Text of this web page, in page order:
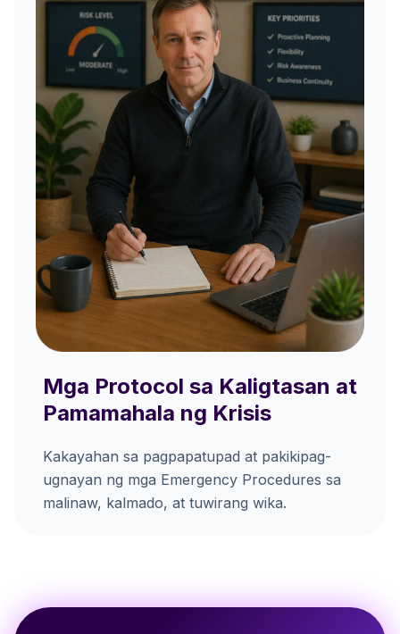
Mga Protocol sa Kaligtasan at
Pamamahala ng Krisis
Kakayahan sa pagpapatupad at pakikipag-
ugnayan ng mga Emergency Procedures sa
malinaw, kalmado, at tuwirang wika.